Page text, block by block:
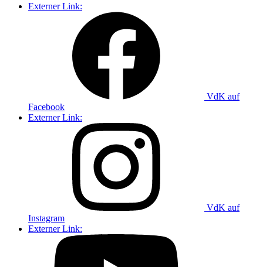
Externer Link:
VdK auf
Facebook
Externer Link:
VdK auf
Instagram
Externer Link: